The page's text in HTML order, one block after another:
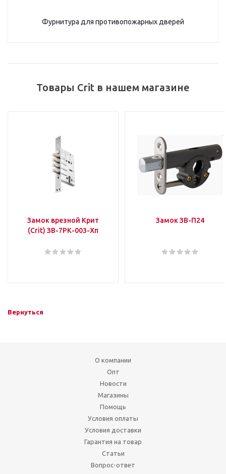
Фурнитура для противопожарных дверей
Товары Crit в нашем магазине
Замок врезной Крит
(Crit) ЗВ-7РК-003-Хп
Замок ЗВ-П24
Вернуться
О компании
Опт
Новости
Магазины
Помощь
Условия оплаты
Условия доставки
Гарантия на товар
Статьи
Вопрос-ответ